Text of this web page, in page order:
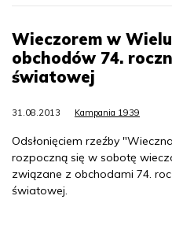
Wieczorem w
obchodów 74.
światowej
31.08.2013 Kampania 1939
Odsłonięciem rzeźby
rozpoczną się w sobotę
związane z obchodami 74.
światowej.